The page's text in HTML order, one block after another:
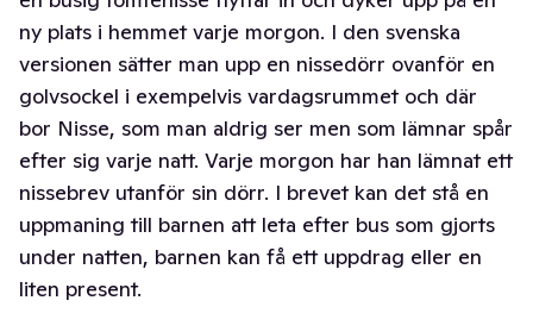
ny plats i hemmet varje morgon. I den svenska
versionen sätter man upp en nissedörr ovanför en
golvsockel i exempelvis vardagsrummet och där
bor Nisse, som man aldrig ser men som lämnar spår
efter sig varje natt. Varje morgon har han lämnat ett
nissebrev utanför sin dörr. I brevet kan det stå en
uppmaning till barnen att leta efter bus som gjorts
under natten, barnen kan få ett uppdrag eller en
liten present.